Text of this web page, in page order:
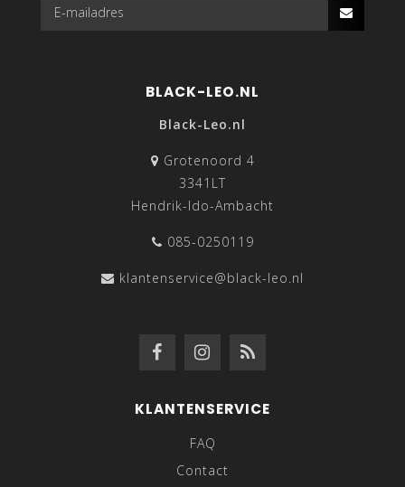
BLACK-LEO.NL
Black-Leo.nl
Grotenoord 4
3341LT
Hendrik-Ido-Ambacht
085-0250119
klantenservice@black-leo.nl
KLANTENSERVICE
FAQ
Contact